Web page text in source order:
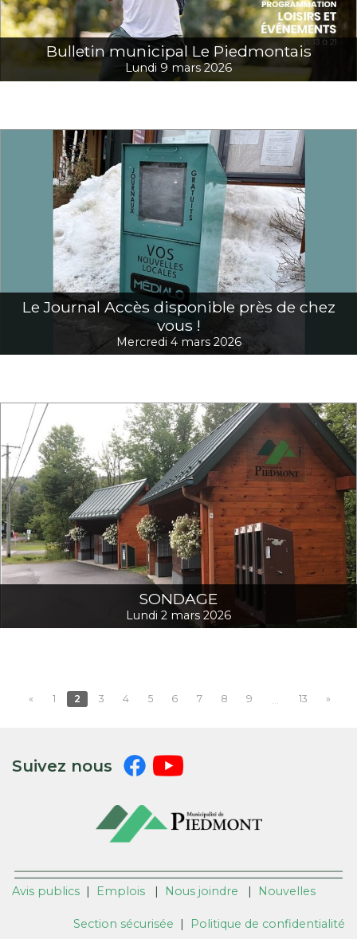
Bulletin municipal Le Piedmontais
Lundi 9 mars 2026
Le Journal Accès disponible près de chez
vous !
Mercredi 4 mars 2026
SONDAGE
Lundi 2 mars 2026
« 1 2 3 4 5 6 7 8 9 ... 13 »
Suivez nous
Avis publics | Emplois | Nous joindre | Nouvelles
Section sécurisée Politique de confidentialité